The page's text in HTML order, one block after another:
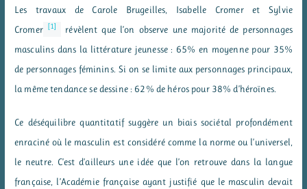
Les travaux de Carole Brugeilles, Isabelle Cromer et Sylvie
Cromer
[1]
révèlent que l’on observe une majorité de personnages
masculins dans la littérature jeunesse : 65% en moyenne pour 35%
de personnages féminins. Si on se limite aux personnages principaux,
la même tendance se dessine : 62% de héros pour 38% d’héroïnes.
Ce déséquilibre quantitatif suggère un biais sociétal profondément
enraciné où le masculin est considéré comme la norme ou l’universel,
le neutre. C’est d’ailleurs une idée que l’on retrouve dans la langue
française, l’Académie française ayant justifié que le masculin devait